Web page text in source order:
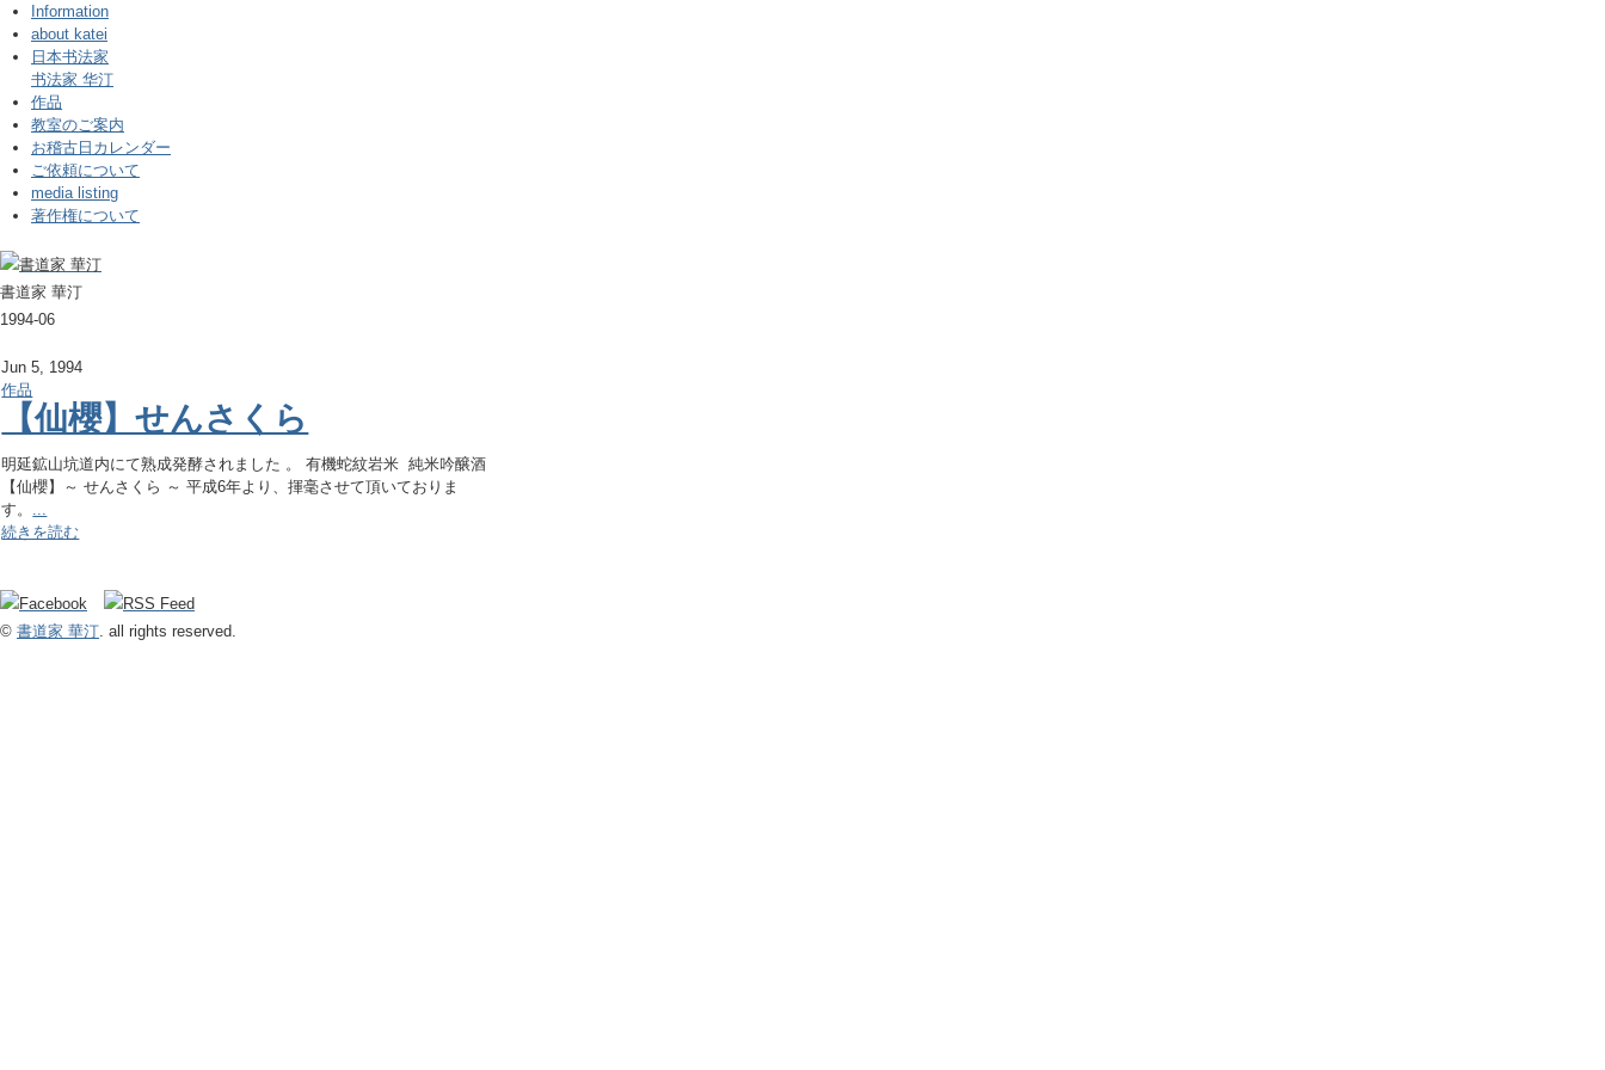
Information
about katei
日本书法家
书法家 华汀
作品
教室のご案内
お稽古日カレンダー
ご依頼について
media listing
著作権について
書道家 華汀
1994-06
Jun 5, 1994
作品
【仙櫻】せんさくら
明延鉱山坑道内にて熟成発酵されました 。 有機蛇紋岩米 純米吟醸酒
【仙櫻】～ せんさくら ～ 平成6年より、揮毫させて頂いておりま
す。 ...
続きを読む
© 書道家 華汀. all rights reserved.